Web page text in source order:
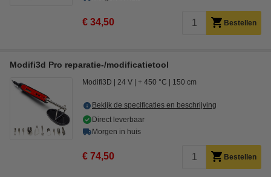
€ 34,50 Bestellen
Modifi3d Pro reparatie-/modificatietool
Modifi3D 24 V + 450 °C 150 cm
Bekijk de specificaties en beschrijving
Direct leverbaar
Morgen in huis
€ 74,50 Bestellen